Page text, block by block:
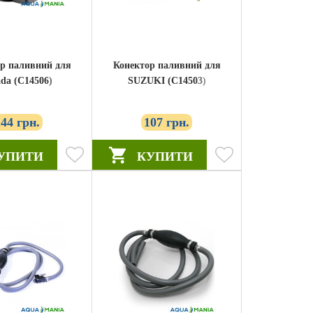
паливний для
(C14506)
грн.
Конектор паливний для
SUZUKI (C14503)
107 грн.
КУПИТИ